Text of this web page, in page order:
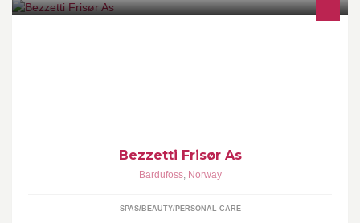
Bezzetti Frisør As
Bardufoss, Norway
SPAS/BEAUTY/PERSONAL CARE